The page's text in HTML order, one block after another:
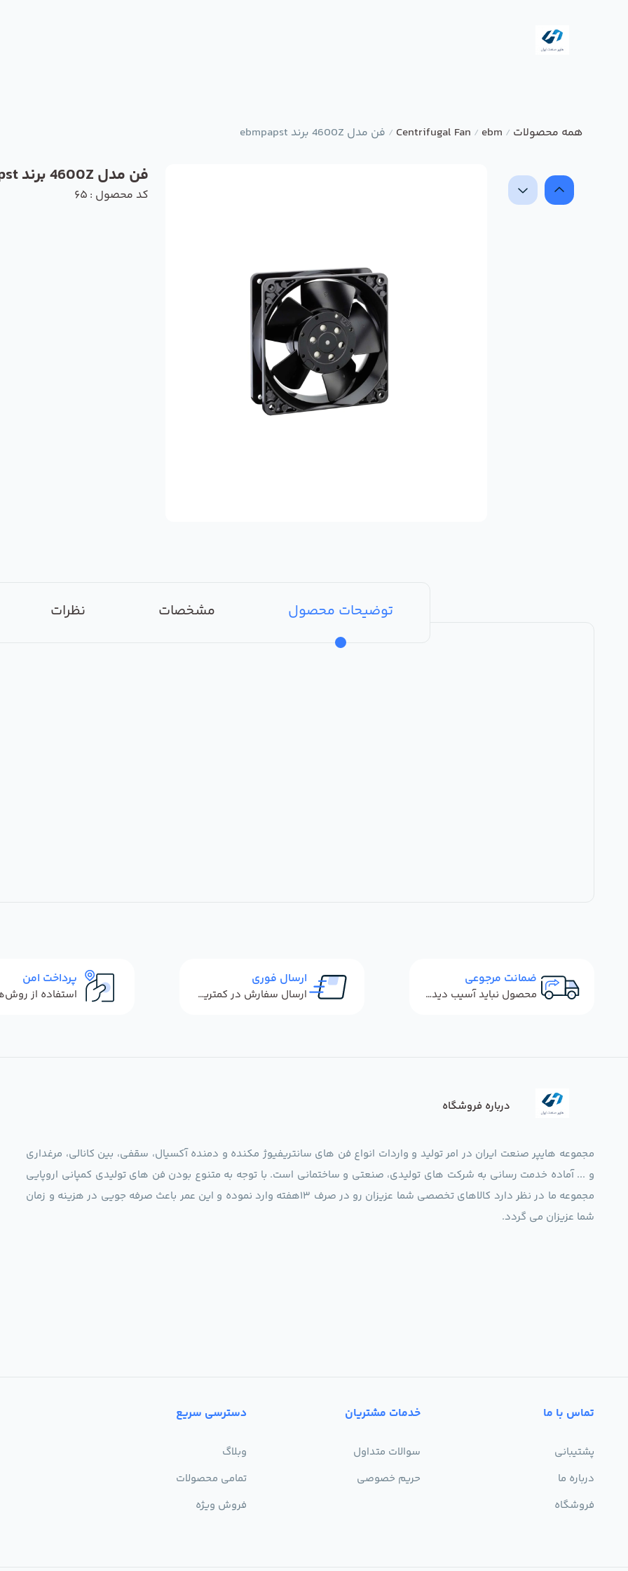
همه محصولات /
ebm
/
Centrifugal Fan
/ فن مدل 4600Z برند ebmpapst
فن مدل 4600Z برند ebmpapst
کد محصول : 65
توضیحات محصول مشخصات نظرات
ضمانت مرجوعی
محصول نباید آسیب دیده باشد
ارسال فوری
ارسال سفارش در کمترین زمان ممکن
پرداخت امن
درباره فروشگاه
مجموعه هایپر صنعت ایران در امر تولید و واردات انواع فن های سانتریفیوژ مکنده و دمنده آکسیال، سقفی، بین کانالی، مرغداری
و ... آماده خدمت رسانی به شرکت های تولیدی، صنعتی و ساختمانی است. با توجه به متنوع بودن فن های تولیدی کمپانی اروپایی
مجموعه ما در نظر دارد کالاهای تخصصی شما عزیزان رو در صرف 13هفته وارد نموده و این عمر باعث صرفه جویی در هزینه و زمان
شما عزیزان می گردد.
تماس با ما
پشتیبانی
درباره ما
فروشگاه
خدمات مشتریان
سوالات متداول
حریم خصوصی
دسترسی سریع
وبلاگ
تمامی محصولات
فروش ویژه